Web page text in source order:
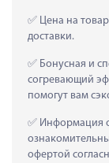
Цена на
доставки.
Бонусная и
согревающий
помогут вам
Информация
офертой